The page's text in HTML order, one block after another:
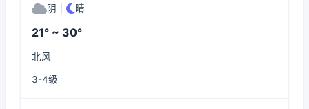
阴 晴
21° ~ 30°
北风
3-4级